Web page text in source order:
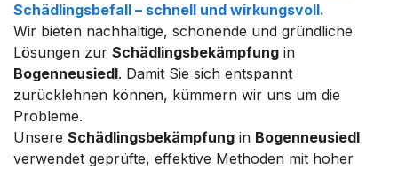
Schädlingsbefall – schnell und wirkungsvoll.
Wir bieten nachhaltige, schonende und gründliche
Lösungen zur Schädlingsbekämpfung in
Bogenneusiedl. Damit Sie sich entspannt
zurücklehnen können, kümmern wir uns um die
Probleme.
Unsere Schädlingsbekämpfung in Bogenneusiedl
verwendet geprüfte, effektive Methoden mit hoher